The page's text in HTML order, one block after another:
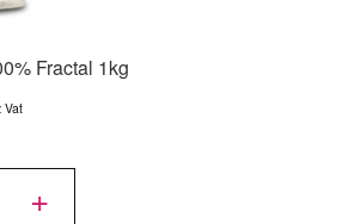
Fractal 1kg
Vat
+